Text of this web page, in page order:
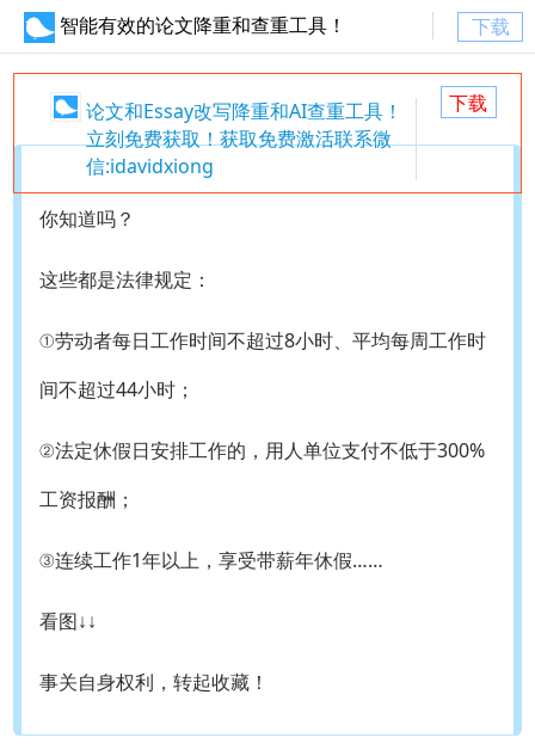
智能有效的论文降重和查重工具！ 下载
论文和Essay改写降重和AI查重工具！
立刻免费获取！获取免费激活联系微
信:idavidxiong
下载
你知道吗？
这些都是法律规定：
①劳动者每日工作时间不超过8小时、平均每周工作时
间不超过44小时；
②法定休假日安排工作的，用人单位支付不低于300%
工资报酬；
③连续工作1年以上，享受带薪年休假……
看图↓↓
事关自身权利，转起收藏！